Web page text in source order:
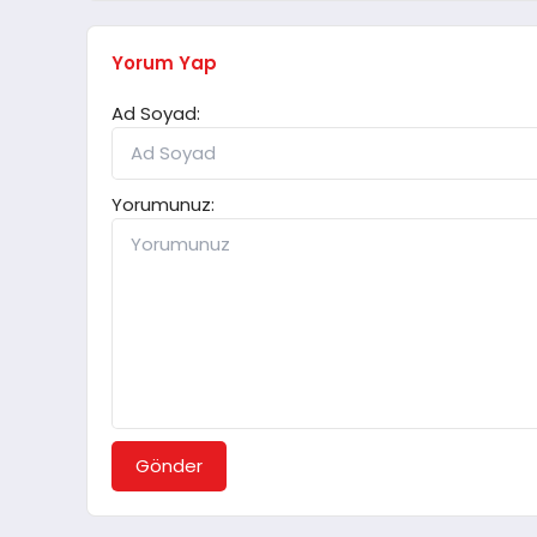
Yorum Yap
Ad Soyad:
Yorumunuz:
Gönder